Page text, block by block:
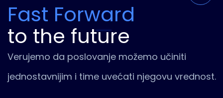
Fast Forward
‍to the future
Verujemo da poslovanje možemo učiniti
jednostavnijim i time uvećati njegovu vrednost.